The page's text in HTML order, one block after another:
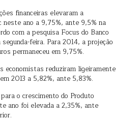
financeiras elevaram a
ano a 9,75%, ante 9,5% na
com a pesquisa Focus do Banco
feira. Para 2014, a projeção
permaneceu em 9,75%.
economistas reduziram ligeiramente
2013 a 5,82%, ante 5,83%.
o crescimento do Produto
ano foi elevada a 2,35%, ante